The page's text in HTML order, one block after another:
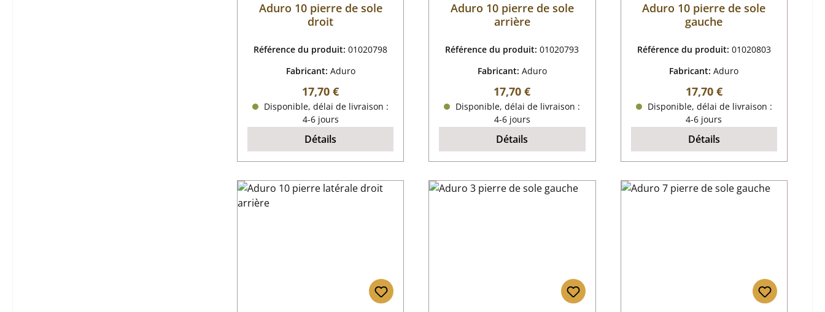
Aduro 10 pierre de sole
droit
Référence du produit:01020798
Fabricant: Aduro
Prix régulier :
17,70 €
Disponible, délai de livraison :
4-6 jours
Détails
Aduro 10 pierre de sole
arrière
Référence du produit:01020793
Fabricant: Aduro
Prix régulier :
17,70 €
Disponible, délai de livraison :
4-6 jours
Détails
Aduro 10 pierre de sole
gauche
Référence du produit: 01020803
Fabricant:Aduro
Prix régulier :
17,70 €
Disponible, délai de livraison :
4-6 jours
Détails